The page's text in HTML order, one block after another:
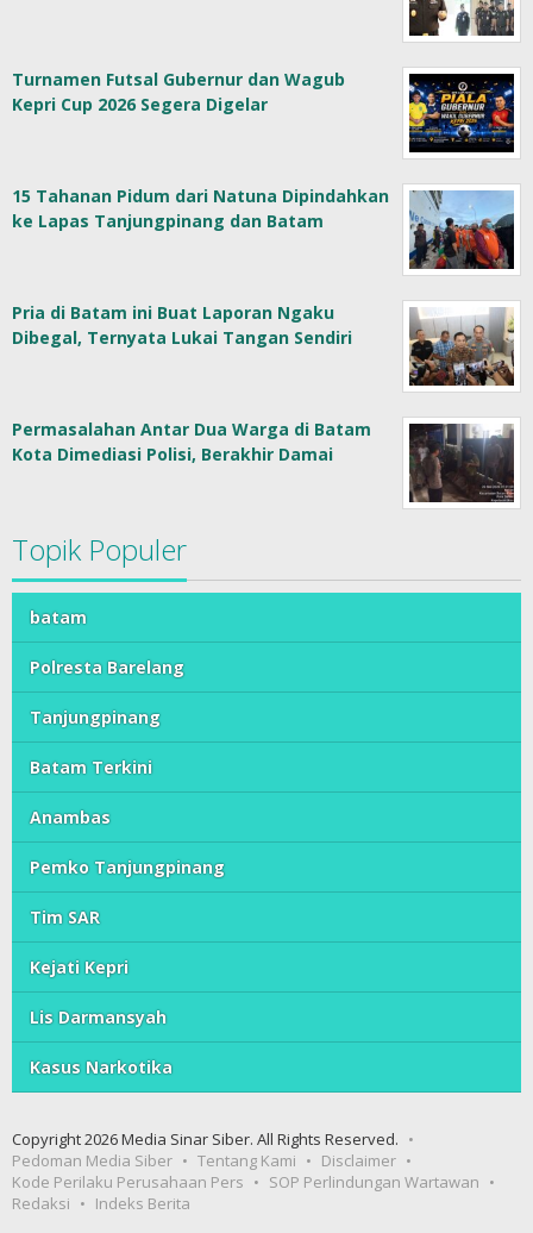
Turnamen Futsal Gubernur dan Wagub
Kepri Cup 2026 Segera Digelar
15 Tahanan Pidum dari Natuna Dipindahkan
ke Lapas Tanjungpinang dan Batam
Pria di Batam ini Buat Laporan Ngaku
Dibegal, Ternyata Lukai Tangan Sendiri
Permasalahan Antar Dua Warga di Batam
Kota Dimediasi Polisi, Berakhir Damai
Topik Populer
batam
Polresta Barelang
Tanjungpinang
Batam Terkini
Anambas
Pemko Tanjungpinang
Tim SAR
Kejati Kepri
Lis Darmansyah
Kasus Narkotika
Copyright 2026 Media Sinar Siber. All Rights Reserved.
Pedoman Media Siber
Tentang Kami
Disclaimer
Kode Perilaku Perusahaan Pers
SOP Perlindungan Wartawan
Redaksi
Indeks Berita